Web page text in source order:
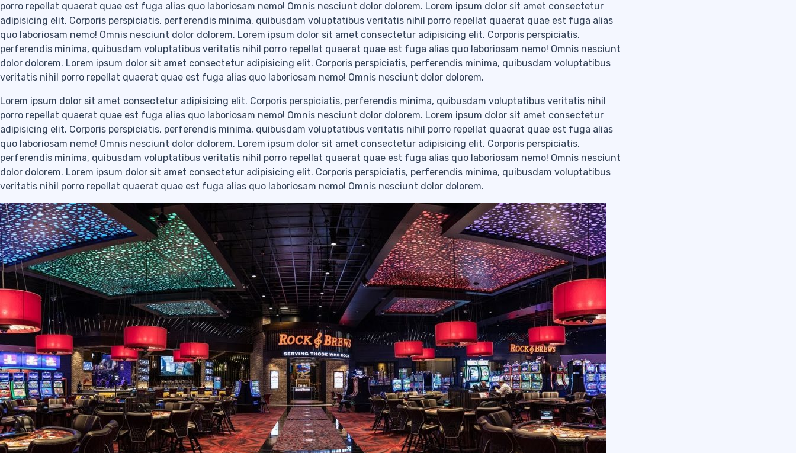
porro repellat quaerat quae est fuga alias quo laboriosam nemo! Omnis nesciunt dolor dolorem. Lorem ipsum dolor sit amet consectetur
adipisicing elit. Corporis perspiciatis, perferendis minima, quibusdam voluptatibus veritatis nihil porro repellat quaerat quae est fuga alias
quo laboriosam nemo! Omnis nesciunt dolor dolorem. Lorem ipsum dolor sit amet consectetur adipisicing elit. Corporis perspiciatis,
perferendis minima, quibusdam voluptatibus veritatis nihil porro repellat quaerat quae est fuga alias quo laboriosam nemo! Omnis nesciunt
dolor dolorem. Lorem ipsum dolor sit amet consectetur adipisicing elit. Corporis perspiciatis, perferendis minima, quibusdam voluptatibus
veritatis nihil porro repellat quaerat quae est fuga alias quo laboriosam nemo! Omnis nesciunt dolor dolorem.
Lorem ipsum dolor sit amet consectetur adipisicing elit. Corporis perspiciatis, perferendis minima, quibusdam voluptatibus veritatis nihil
porro repellat quaerat quae est fuga alias quo laboriosam nemo! Omnis nesciunt dolor dolorem. Lorem ipsum dolor sit amet consectetur
adipisicing elit. Corporis perspiciatis, perferendis minima, quibusdam voluptatibus veritatis nihil porro repellat quaerat quae est fuga alias
quo laboriosam nemo! Omnis nesciunt dolor dolorem. Lorem ipsum dolor sit amet consectetur adipisicing elit. Corporis perspiciatis,
perferendis minima, quibusdam voluptatibus veritatis nihil porro repellat quaerat quae est fuga alias quo laboriosam nemo! Omnis nesciunt
dolor dolorem. Lorem ipsum dolor sit amet consectetur adipisicing elit. Corporis perspiciatis, perferendis minima, quibusdam voluptatibus
veritatis nihil porro repellat quaerat quae est fuga alias quo laboriosam nemo! Omnis nesciunt dolor dolorem.